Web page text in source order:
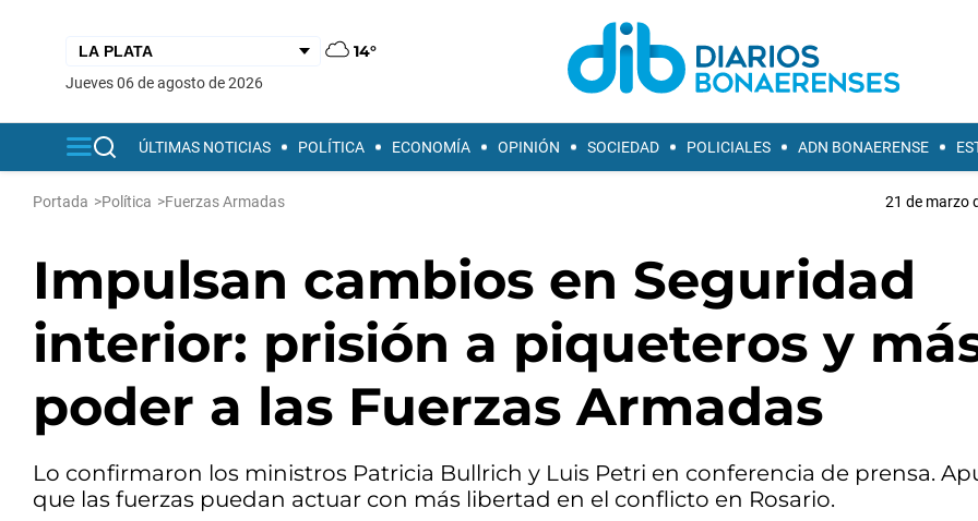
14°
jueves 06 de agosto de 2026
ÚLTIMAS NOTICIAS POLÍTICA ECONOMÍA OPINIÓN SOCIEDAD POLICIALES ADN BONAERENSE
Portada >Política >Fuerzas Armadas 21 de marzo
Impulsan cambios en Seguridad
interior: prisión a piqueteros y
poder a las Fuerzas Armadas
Lo confirmaron los ministros Patricia Bullrich y Luis Petri en conferencia de prensa.
que las fuerzas puedan actuar con más libertad en el conflicto en Rosario.